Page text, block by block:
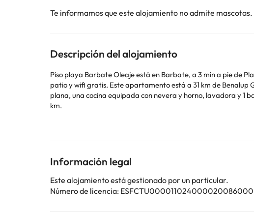
Te informamos que este alojamiento no admite mascotas.
Descripción del alojamiento
Piso playa Barbate Oleaje está en Barbate, a 3 min a pie de
patio y wifi gratis. Este apartamento está a 31 km de Benalup Golf & Country Club y a
plana, una cocina equipada con nevera y horno, lavadora y 1 baño con ducha. Hay
km.
Información legal
Este alojamiento está gestionado por un particular.
Número de licencia: